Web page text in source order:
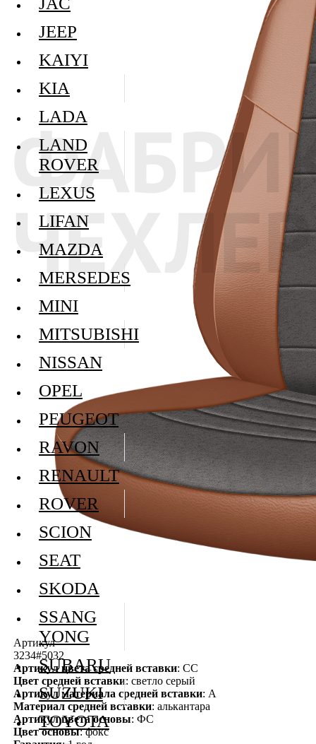
Артикул
3234#5032
Артикул цвета средней вставки: СС
Цвет средней вставки: светло серый
Артикул материала средней вставки: А
Материал средней вставки: алькантара
Артикул цвета основы: ФС
Цвет основы: фокс
JEEP
KAIYI
KIA
LADA
LAND
ROVER
LEXUS
LIFAN
MAZDA
MERSEDES
MINI
MITSUBISHI
NISSAN
OPEL
PEUGEOT
RAVON
RENAULT
ROVER
SCION
SEAT
SKODA
SSANG
YONG
SUBARU
SUZUKI
TOYOTA